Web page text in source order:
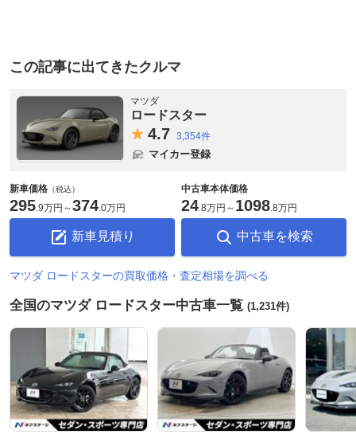
この記事に出てきたクルマ
マツダ
ロードスター
4.7 3,354件
マイカー登録
新車価格 （税込）
295 9万円 ～374 0万円
新車見積り
中古車本体価格
24 8万円 ～ 1098 8万円
中古車を検索
マツダ ロードスターの買取価格・査定相場を調べる
全国のマツダ ロードスター中古車一覧 (1,231件)